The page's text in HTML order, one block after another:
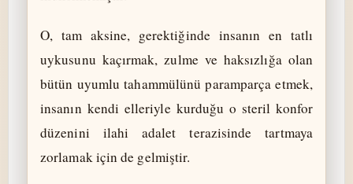
O, tam aksine, gerektiğinde insanın en tatlı
uykusunu kaçırmak, zulme ve haksızlığa olan
bütün uyumlu tahammülünü paramparça etmek,
insanın kendi elleriyle kurduğu o steril konfor
düzenini ilahi adalet terazisinde tartmaya
zorlamak için de gelmiştir.